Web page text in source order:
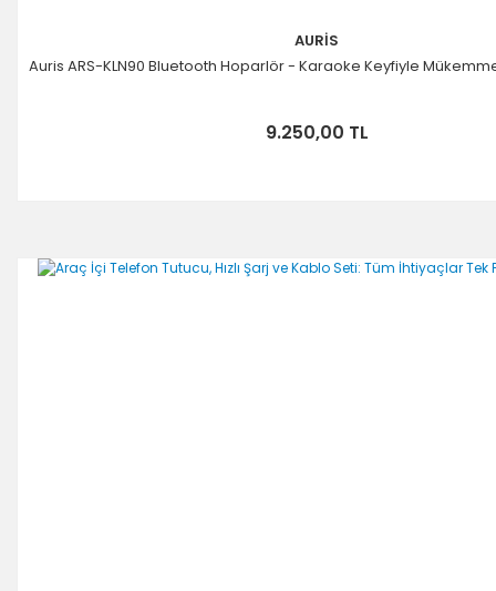
AURİS
Auris ARS-KLN90 Bluetooth Hoparlör - Karaoke Keyfiyle
9.250,00 TL